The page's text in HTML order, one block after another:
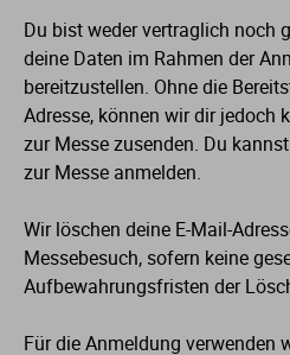
Du bist weder vertraglich noch
deine Daten im Rahmen der
bereitzustellen. Ohne die
Adresse, können wir dir jedoch
zur Messe zusenden. Du
zur Messe anmelden.
Wir löschen deine E-Mail-
Messebesuch, sofern keine
Aufbewahrungsfristen der
Für die Anmeldung verwenden